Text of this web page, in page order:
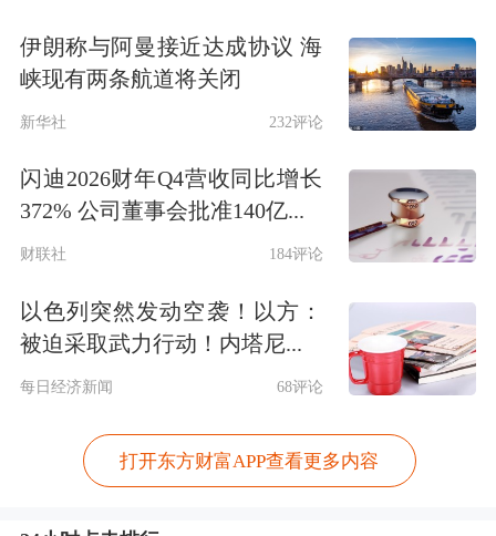
实际产量的验证，届时胶价波动会明显
放大。
库存方面，高宁分析道， 青岛港口整体
库存小幅回升但结构分化：保税仓库持
续去化，一般贸易仓库累积。下游轮胎
道，截至5月10日，青岛地区天然橡胶
总库存71.87万吨，环比累库0.76万吨
形成实质压制。
需求方面，高宁认为，中东局势冲击轮
伊朗称与阿曼接近达成协议 海
峡现有两条航道将关闭
新华社 232评论
闪迪2026财年Q4营收同比增长
372% 公司董事会批准140亿...
财联社 184评论
以色列突然发动空袭！以方：
被迫采取武力行动！内塔尼...
每日经济新闻 68评论
打开东方财富APP查看更多内容